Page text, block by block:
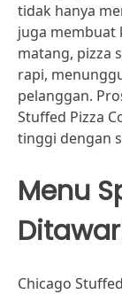
tidak hanya
juga membuat
matang, pizza
rapi,
pelanggan.
Stuffed Pizza
tinggi dengan
Menu
Chicago